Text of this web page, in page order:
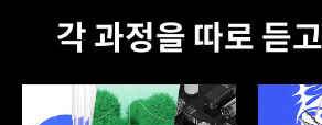
각 과정을 따로 듣